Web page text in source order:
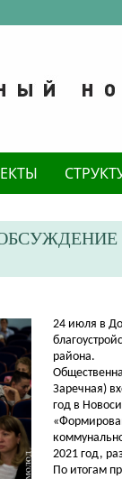
24 июля в
района.
Заречная)
год в
2021 год,
По итогам